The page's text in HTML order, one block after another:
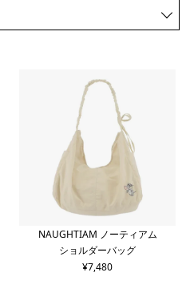
NAUGHTIAM ノーティアム
ショルダーバッグ
¥7,480